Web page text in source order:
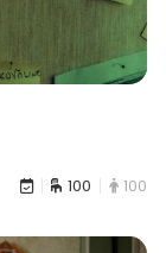
100 100